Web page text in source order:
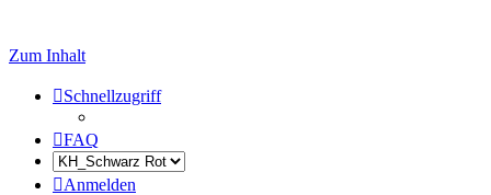
Zum Inhalt
Schnellzugriff
FAQ
Anmelden